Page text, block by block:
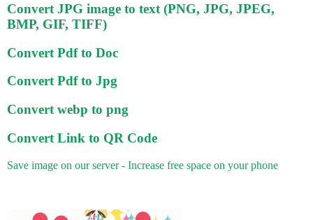
Convert JPG image to text (PNG, JPG, JPEG,
BMP, GIF, TIFF)
Convert Pdf to Doc
Convert Pdf to Jpg
Convert webp to png
Convert Link to QR Code
Save image on our server - Increase free space on your phone